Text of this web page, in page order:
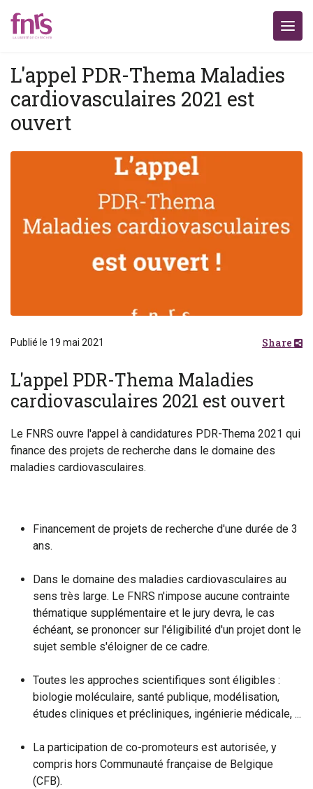
L'appel PDR-Thema Maladies
cardiovasculaires 2021 est
ouvert
Publié le 19 mai 2021 Share
L'appel PDR-Thema Maladies
cardiovasculaires 2021 est ouvert
Le FNRS ouvre l'appel à candidatures PDR-Thema 2021 qui
finance des projets de recherche dans le domaine des
maladies cardiovasculaires.
Financement de projets de recherche d'une durée de 3
ans.
Dans le domaine des maladies cardiovasculaires au
sens très large. Le FNRS n'impose aucune contrainte
thématique supplémentaire et le jury devra, le cas
échéant, se prononcer sur l'éligibilité d'un projet dont le
sujet semble s'éloigner de ce cadre.
Toutes les approches scientifiques sont éligibles :
biologie moléculaire, santé publique, modélisation,
études cliniques et précliniques, ingénierie médicale, ...
La participation de co-promoteurs est autorisée, y
compris hors Communauté française de Belgique
(CFB).